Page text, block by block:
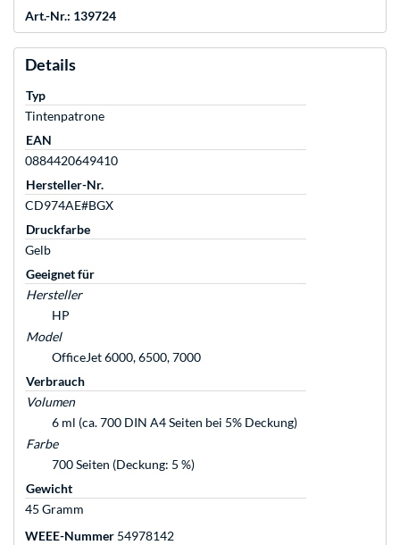
Art.-Nr.: 139724
Details
Typ
Tintenpatrone
EAN
0884420649410
Hersteller-Nr.
CD974AE#BGX
Druckfarbe
Gelb
Geeignet für
Hersteller
HP
Model
OfficeJet 6000, 6500, 7000
Verbrauch
Volumen
6 ml (ca. 700 DIN A4 Seiten bei 5% Deckung)
Farbe
700 Seiten (Deckung: 5 %)
Gewicht
45 Gramm
WEEE-Nummer 54978142